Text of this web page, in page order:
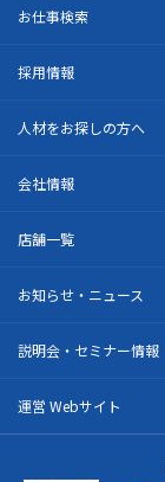
お仕事検索
採用情報
人材をお探しの方へ
会社情報
店舗一覧
お知らせ・ニュース
説明会・セミナー情報
運営 Webサイト